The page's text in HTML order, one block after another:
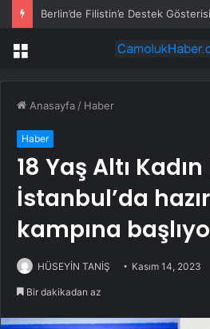
Berlin’de Filistin’e Destek Gösterisi
Menü
Anasayfa / Haber
Haber
18 Yaş Altı
İstanbul’da
kampına
HÜSEYİN TANİŞ Kasım 14, 2023
Bir dakikadan az